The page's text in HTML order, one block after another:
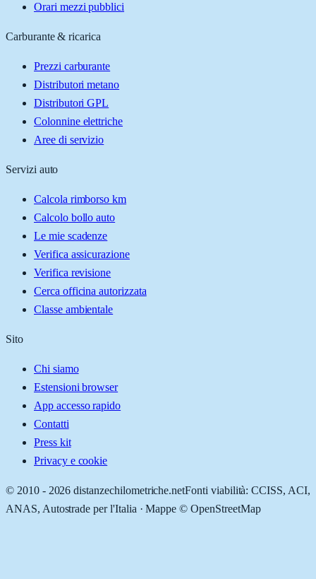
Orari mezzi pubblici
Carburante & ricarica
Prezzi carburante
Distributori metano
Distributori GPL
Colonnine elettriche
Aree di servizio
Servizi auto
Calcola rimborso km
Calcolo bollo auto
Le mie scadenze
Verifica assicurazione
Verifica revisione
Cerca officina autorizzata
Classe ambientale
Sito
Chi siamo
Estensioni browser
App accesso rapido
Contatti
Press kit
Privacy e cookie
© 2010 - 2026 distanzechilometriche.netFonti viabilità: CCISS, ACI,
ANAS, Autostrade per l'Italia · Mappe © OpenStreetMap